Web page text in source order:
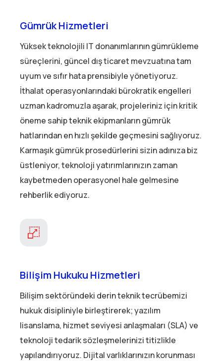
Gümrük Hizmetleri
Yüksek teknolojili IT donanımlarının gümrükleme
süreçlerini, güncel dış ticaret mevzuatına tam
uyum ve sıfır hata prensibiyle yönetiyoruz.
İthalat operasyonlarındaki bürokratik engelleri
uzman kadromuzla aşarak, projeleriniz için kritik
öneme sahip teknik ekipmanların gümrük
hatlarından en hızlı şekilde geçmesini sağlıyoruz.
Karmaşık gümrük prosedürlerini sizin adınıza biz
üstleniyor, teknoloji yatırımlarınızın zaman
kaybetmeden operasyonel hale gelmesine
rehberlik ediyoruz.
Bilişim Hukuku Hizmetleri
Bilişim sektöründeki derin teknik tecrübemizi
hukuk disipliniyle birleştirerek; yazılım
lisanslama, hizmet seviyesi anlaşmaları (SLA) ve
teknoloji tedarik sözleşmelerinizi titizlikle
yapılandırıyoruz. Dijital varlıklarınızın korunması